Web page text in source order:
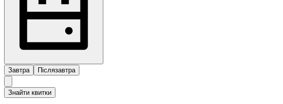
Завтра Післязавтра
Знайти квитки